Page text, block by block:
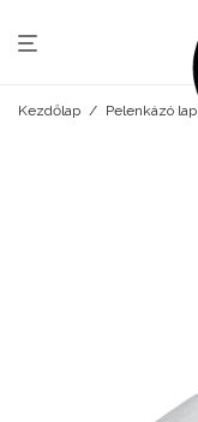
Kezdőlap / Pelenkázó lap